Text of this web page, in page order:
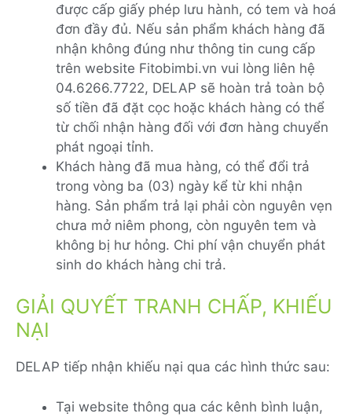
được cấp giấy phép lưu hành, có tem và hoá
đơn đầy đủ. Nếu sản phẩm khách hàng đã
nhận không đúng như thông tin cung cấp
trên website Fitobimbi.vn vui lòng liên hệ
04.6266.7722, DELAP sẽ hoàn trả toàn bộ
số tiền đã đặt cọc hoặc khách hàng có thể
từ chối nhận hàng đối với đơn hàng chuyển
phát ngoại tỉnh.
Khách hàng đã mua hàng, có thể đổi trả
trong vòng ba (03) ngày kể từ khi nhận
hàng. Sản phẩm trả lại phải còn nguyên vẹn
chưa mở niêm phong, còn nguyên tem và
không bị hư hỏng. Chi phí vận chuyển phát
sinh do khách hàng chi trả.
GIẢI QUYẾT TRANH CHẤP, KHIẾU
NẠI
DELAP tiếp nhận khiếu nại qua các hình thức sau:
Tại website thông qua các kênh bình luận,